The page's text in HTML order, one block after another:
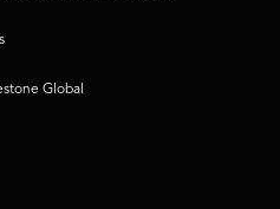
Global